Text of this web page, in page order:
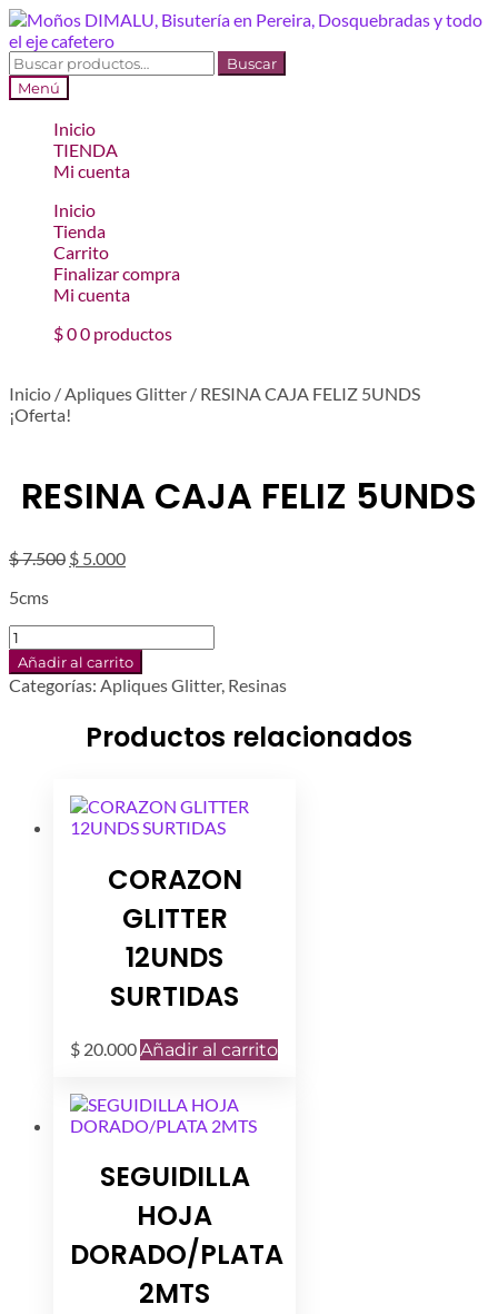
Ir
a
la
navegación
Ir
al
contenido
Buscar
por:
Buscar
Menú
Inicio
TIENDA
Mi cuenta
Inicio
Tienda
Carrito
Finalizar compra
Mi cuenta
$00 productos
Inicio /Apliques Glitter / RESINA CAJA FELIZ 5UNDS
¡Oferta!
RESINA CAJA FELIZ 5UNDS
$7.500 El
era:
$ 5.000El
es:
5cms
RESINA
CAJA
FELIZ
5UNDS
Añadir al carrito
Categorías: Apliques Glitter, Resinas
Productos relacionados
CORAZON
GLITTER
12UNDS
SURTIDAS
$ 20.000Añadir al carrito
SEGUIDILLA
HOJA
DORADO/PLATA
2MTS